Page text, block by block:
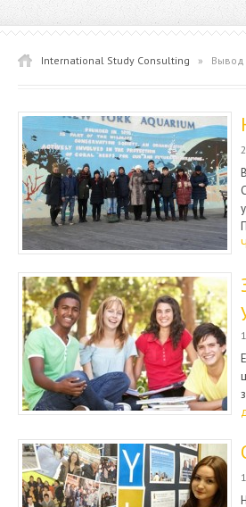
International Study Consulting » Вывод